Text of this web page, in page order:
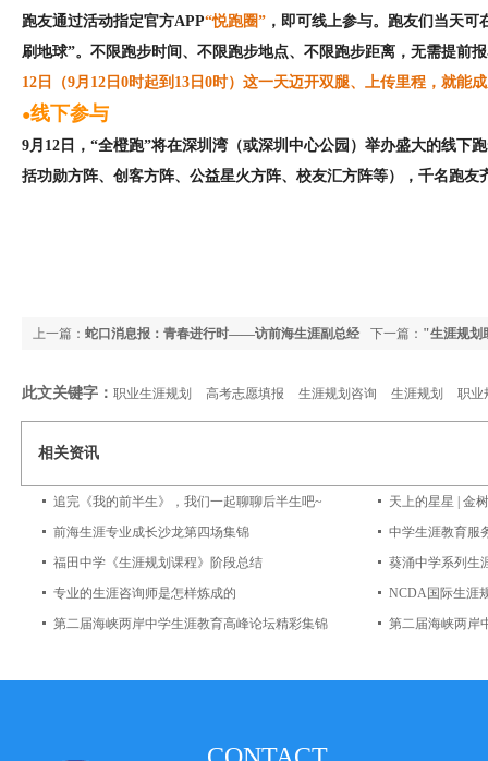
跑友通过活动指定官方APP“悦跑圈” ，即可线上参与。跑友们当天
刷地球”。不限跑步时间、不限跑步地点、不限跑步距离，无需提前
12日（9月12日0时起到13日0时）这一天迈开双腿、上传里程，就能
●线下参与
9月12日，“全橙跑”将在深圳湾（或深圳中心公园）举办盛大的线下
括功勋方阵、创客方阵、公益星火方阵、校友汇方阵等），千名跑友
下一篇： "生涯规划
上一篇： 蛇口消息报：青春进行时——访前海生涯副总经
此文关键字： 职业生涯规划 高考志愿填报 生涯规划咨询 生涯规划 职业
相关资讯
追完《我的前半生》，我们一起聊聊后半生吧~
前海生涯专业成长沙龙第四场集锦
中学生涯教育服
福田中学《生涯规划课程》阶段总结
葵涌中学系列生
专业的生涯咨询师是怎样炼成的
NCDA国际生涯
第二届海峡两岸中学生涯教育高峰论坛精彩集锦